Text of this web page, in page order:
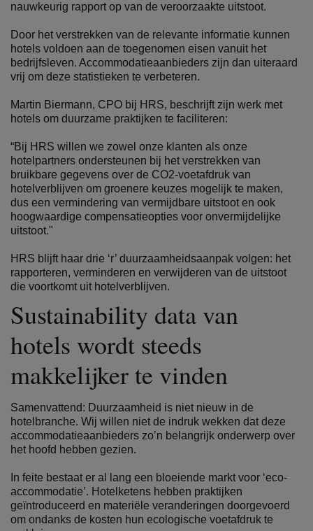
nauwkeurig rapport op van de veroorzaakte uitstoot.
Door het verstrekken van de relevante informatie kunnen
hotels voldoen aan de toegenomen eisen vanuit het
bedrijfsleven. Accommodatieaanbieders zijn dan uiteraard
vrij om deze statistieken te verbeteren.
Martin Biermann, CPO bij HRS, beschrijft zijn werk met
hotels om duurzame praktijken te faciliteren:
“Bij HRS willen we zowel onze klanten als onze
hotelpartners ondersteunen bij het verstrekken van
bruikbare gegevens over de CO2-voetafdruk van
hotelverblijven om groenere keuzes mogelijk te maken,
dus een vermindering van vermijdbare uitstoot en ook
hoogwaardige compensatieopties voor onvermijdelijke
uitstoot."
HRS blijft haar drie ‘r’ duurzaamheidsaanpak volgen: het
rapporteren, verminderen en verwijderen van de uitstoot
die voortkomt uit hotelverblijven.
Sustainability data van
hotels wordt steeds
makkelijker te vinden
Samenvattend: Duurzaamheid is niet nieuw in de
hotelbranche. Wij willen niet de indruk wekken dat deze
accommodatieaanbieders zo’n belangrijk onderwerp over
het hoofd hebben gezien.
In feite bestaat er al lang een bloeiende markt voor ‘eco-
accommodatie’. Hotelketens hebben praktijken
geïntroduceerd en materiële veranderingen doorgevoerd
om ondanks de kosten hun ecologische voetafdruk te